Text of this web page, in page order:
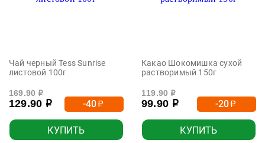
Чай черный Tess Sunrise
листовой 100г
169.90 р
129.90 р -40р
КУПИТЬ
Какао Шокомишка сухой
растворимый 150г
119.90 р
99.90 р -20р
КУПИТЬ